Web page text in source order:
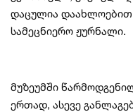
დაცულია დაახლოებით
სამეცნიერო ჟურნალი.
მუზეუმში
ერთად, ასევე